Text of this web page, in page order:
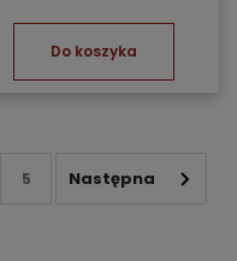
Do koszyka
5